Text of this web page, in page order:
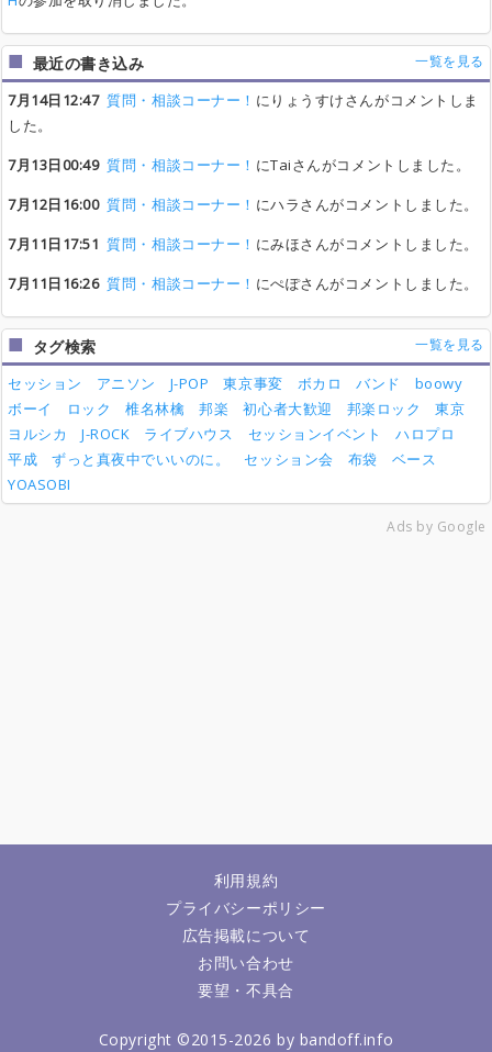
最近の書き込み 一覧を見る
7月14日12:47 質問・相談コーナー！ にりょうすけさんがコメントしま
した。
7月13日00:49 質問・相談コーナー！ にTaiさんがコメントしました。
7月12日16:00 質問・相談コーナー！ にハラさんがコメントしました。
7月11日17:51 質問・相談コーナー！ にみほさんがコメントしました。
7月11日16:26 質問・相談コーナー！ にぺぽさんがコメントしました。
タグ検索 一覧を見る
セッション アニソン J-POP 東京事変 ボカロ バンド
boowy
ボーイ
ロック 椎名林檎 邦楽 初心者大歓迎 邦楽ロック
東京
ヨルシカ
J-ROCK ライブハウス セッションイベント
ハロプロ
平成
ずっと真夜中でいいのに。 セッション会 布袋
ベース
YOASOBI
Ads by Google
利用規約
プライバシーポリシー
広告掲載について
お問い合わせ
要望・不具合
Copyright ©2015-2026 by bandoff.info